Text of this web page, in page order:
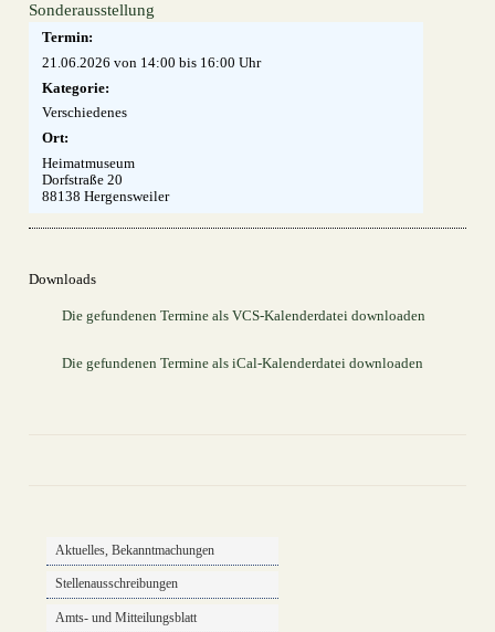
Aktuelles, Bekanntmachungen
Stellenausschreibungen
Amts- und Mitteilungsblatt
Sonderausstellung
Termin:
21.06.2026 von 14:00 bis 16:00 Uhr
Kategorie:
Verschiedenes
Ort:
Heimatmuseum
Dorfstraße 20
88138 Hergensweiler
Downloads
Die gefundenen Termine als VCS-Kalenderdatei downloaden
Die gefundenen Termine als iCal-Kalenderdatei downloaden